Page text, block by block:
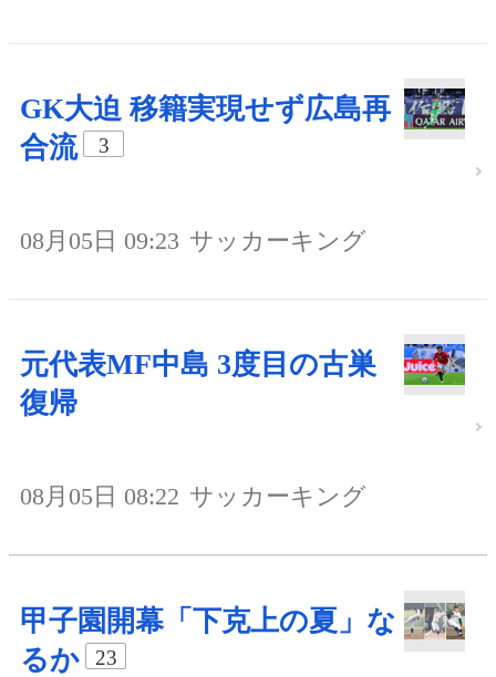
GK大迫 移籍実現せず広島再
合流
3
08月05日 09:23 サッカーキング
元代表MF中島 3度目の古巣
復帰
08月05日 08:22 サッカーキング
甲子園開幕「下克上の夏」な
るか
23